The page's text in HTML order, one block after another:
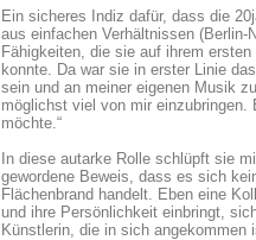
Ein sicheres Indiz dafür, dass die
aus einfachen Verhältnissen
Fähigkeiten, die sie auf ihrem
konnte. Da war sie in erster Linie
sein und an meiner eigenen Musik
möglichst viel von mir
möchte.“
In diese autarke Rolle schlüpft sie
gewordene Beweis, dass es sich
Flächenbrand handelt. Eben eine
und ihre Persönlichkeit einbringt,
Künstlerin, die in sich angekommen